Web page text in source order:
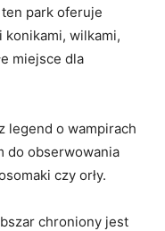
park oferuje
konikami, wilkami,
miejsce dla
legend o wampirach
do obserwowania
czy orły.
chroniony jest